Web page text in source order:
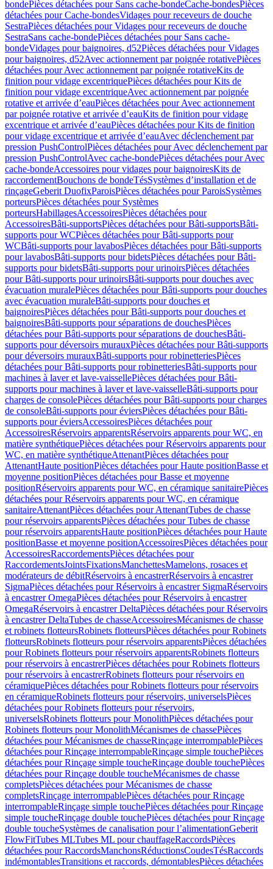
bondePièces détachées pour Sans cache-bondeCache-bondesPièces
détachées pour Cache-bondesVidages pour receveurs de douche
SestraPièces détachées pour Vidages pour receveurs de douche
SestraSans cache-bondePièces détachées pour Sans cache-
bondeVidages pour baignoires, d52Pièces détachées pour Vidages
pour baignoires, d52Avec actionnement par poignée rotativePièces
détachées pour Avec actionnement par poignée rotativeKits de
finition pour vidage excentriquePièces détachées pour Kits de
finition pour vidage excentriqueAvec actionnement par poignée
rotative et arrivée d’eauPièces détachées pour Avec actionnement
par poignée rotative et arrivée d’eauKits de finition pour vidage
excentrique et arrivée d’eauPièces détachées pour Kits de finition
pour vidage excentrique et arrivée d’eauAvec déclenchement par
pression PushControlPièces détachées pour Avec déclenchement par
pression PushControlAvec cache-bondePièces détachées pour Avec
cache-bondeAccessoires pour vidages pour baignoiresKits de
raccordementBouchons de bondeTésSystèmes d’installation et de
rinçageGeberit DuofixParoisPièces détachées pour ParoisSystèmes
porteursPièces détachées pour Systèmes
porteursHabillagesAccessoiresPièces détachées pour
AccessoiresBâti-supportsPièces détachées pour Bâti-supportsBâti-
supports pour WCPièces détachées pour Bâti-supports pour
WCBâti-supports pour lavabosPièces détachées pour Bâti-supports
pour lavabosBâti-supports pour bidetsPièces détachées pour Bâti-
supports pour bidetsBâti-supports pour urinoirsPièces détachées
pour Bâti-supports pour urinoirsBâti-supports pour douches avec
évacuation muralePièces détachées pour Bâti-supports pour douches
avec évacuation muraleBâti-supports pour douches et
baignoiresPièces détachées pour Bâti-supports pour douches et
baignoiresBâti-supports pour séparations de douchesPièces
détachées pour Bâti-supports pour séparations de douchesBâti-
supports pour déversoirs murauxPièces détachées pour Bâti-supports
pour déversoirs murauxBâti-supports pour robinetteriesPièces
détachées pour Bâti-supports pour robinetteriesBâti-supports pour
machines à laver et lave-vaissellePièces détachées pour Bâti-
supports pour machines à laver et lave-vaisselleBâti-supports pour
charges de consolePièces détachées pour Bâti-supports pour charges
de consoleBâti-supports pour éviersPièces détachées pour Bâti-
supports pour éviersAccessoiresPièces détachées pour
AccessoiresRéservoirs apparentsRéservoirs apparents pour WC, en
matière synthétiquePièces détachées pour Réservoirs apparents pour
WC, en matière synthétiqueAttenantPièces détachées pour
AttenantHaute positionPièces détachées pour Haute positionBasse et
moyenne positionPièces détachées pour Basse et moyenne
positionRéservoirs apparents pour WC, en céramique sanitairePièces
détachées pour Réservoirs apparents pour WC, en céramique
sanitaireAttenantPièces détachées pour AttenantTubes de chasse
pour réservoirs apparentsPièces détachées pour Tubes de chasse
pour réservoirs apparentsHaute positionPièces détachées pour Haute
positionBasse et moyenne positionAccessoiresPièces détachées pour
AccessoiresRaccordementsPièces détachées pour
RaccordementsJointsFixationsManchettesMamelons, rosaces et
modérateurs de débitRéservoirs à encastrerRéservoirs à encastrer
SigmaPièces détachées pour Réservoirs à encastrer SigmaRéservoirs
à encastrer OmegaPièces détachées pour Réservoirs à encastrer
OmegaRéservoirs à encastrer DeltaPièces détachées pour Réservoirs
à encastrer DeltaTubes de chasseAccessoiresMécanismes de chasse
et robinets flotteursRobinets flotteursPièces détachées pour Robinets
flotteursRobinets flotteurs pour réservoirs apparentsPièces détachées
pour Robinets flotteurs pour réservoirs apparentsRobinets flotteurs
pour réservoirs à encastrerPièces détachées pour Robinets flotteurs
pour réservoirs à encastrerRobinets flotteurs pour réservoirs en
céramiquePièces détachées pour Robinets flotteurs pour réservoirs
en céramiqueRobinets flotteurs pour réservoirs, universelsPièces
détachées pour Robinets flotteurs pour réservoirs,
universelsRobinets flotteurs pour MonolithPièces détachées pour
Robinets flotteurs pour MonolithMécanismes de chassePièces
détachées pour Mécanismes de chasseRinçage interrompablePièces
détachées pour Rinçage interrompableRinçage simple touchePièces
détachées pour Rinçage simple toucheRinçage double touchePièces
détachées pour Rinçage double toucheMécanismes de chasse
completsPièces détachées pour Mécanismes de chasse
completsRinçage interrompablePièces détachées pour Rinçage
interrompableRinçage simple touchePièces détachées pour Rinçage
simple toucheRinçage double touchePièces détachées pour Rinçage
double toucheSystèmes de canalisation pour l’alimentationGeberit
FlowFitTubes MLTubes ML pour chauffageRaccordsPièces
détachées pour RaccordsManchonsRéductionsCoudesTésRaccords
indémontablesTransitions et raccords, démontablesPièces détachées